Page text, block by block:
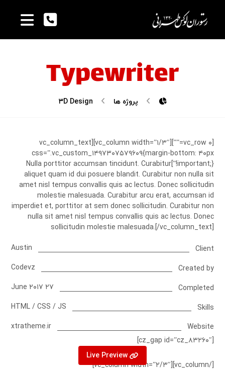
Typewriter
پروژه ها ۳D Design
[vc_row ۰=””][vc_column width=”۱/۳″][vc_column_text
css=”.vc_custom_۱۴۹۷۳۰۷۵۷۹۶۰۹{margin-bottom: ۴۰px
!important;}”]Nulla porttitor accumsan tincidunt. Curabitur
aliquet quam id dui posuere blandit. Curabitur non nulla sit
amet nisl tempus convallis quis ac lectus. Donec sollicitudin
molestie malesuada. Curabitur arcu erat, accumsan id
imperdiet et, porttitor at sem donec sollicitudin. Curabitur non
nulla sit amet nisl tempus convallis quis ac lectus. Donec
sollicitudin molestie malesuada.[/vc_column_text]
Client
Austin
Created by
Codevz
Completed ۲۷ June ۲۰۱۷
Skills
HTML / CSS / JS
Website
xtratheme.ir
[cz_gap id=”cz_۸۳۲۶۰″]
Live Preview
[/vc_column][vc_column width=”۲/۳″]